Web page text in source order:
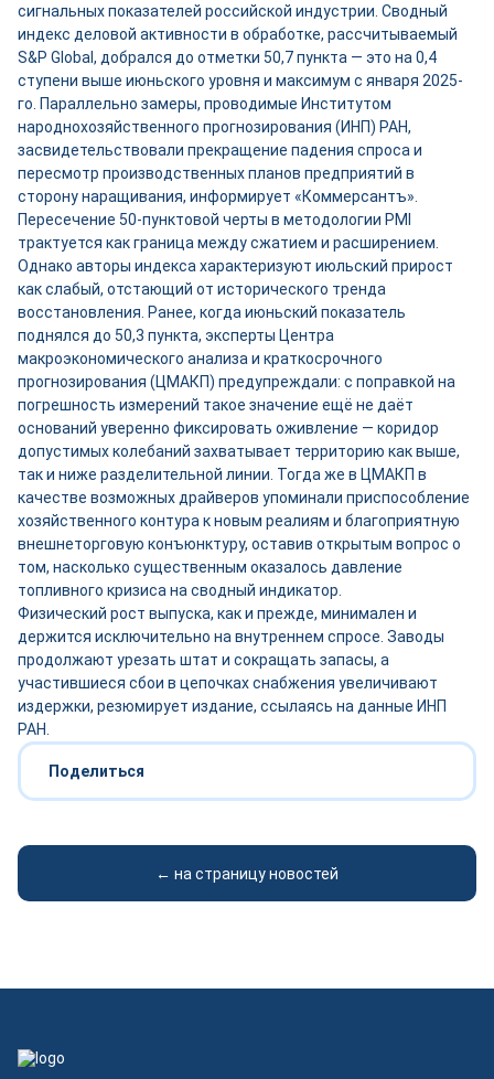
сигнальных показателей российской индустрии. Сводный
индекс деловой активности в обработке, рассчитываемый
S&P Global, добрался до отметки 50,7 пункта — это на 0,4
ступени выше июньского уровня и максимум с января 2025-
го. Параллельно замеры, проводимые Институтом
народнохозяйственного прогнозирования (ИНП) РАН,
засвидетельствовали прекращение падения спроса и
пересмотр производственных планов предприятий в
сторону наращивания, информирует «Коммерсантъ».
Пересечение 50-пунктовой черты в методологии PMI
трактуется как граница между сжатием и расширением.
Однако авторы индекса характеризуют июльский прирост
как слабый, отстающий от исторического тренда
восстановления. Ранее, когда июньский показатель
поднялся до 50,3 пункта, эксперты Центра
макроэкономического анализа и краткосрочного
прогнозирования (ЦМАКП) предупреждали: с поправкой на
погрешность измерений такое значение ещё не даёт
оснований уверенно фиксировать оживление — коридор
допустимых колебаний захватывает территорию как выше,
так и ниже разделительной линии. Тогда же в ЦМАКП в
качестве возможных драйверов упоминали приспособление
хозяйственного контура к новым реалиям и благоприятную
внешнеторговую конъюнктуру, оставив открытым вопрос о
том, насколько существенным оказалось давление
топливного кризиса на сводный индикатор.
Физический рост выпуска, как и прежде, минимален и
держится исключительно на внутреннем спросе. Заводы
продолжают урезать штат и сокращать запасы, а
участившиеся сбои в цепочках снабжения увеличивают
издержки, резюмирует издание, ссылаясь на данные ИНП
РАН.
Поделиться
← на страницу новостей